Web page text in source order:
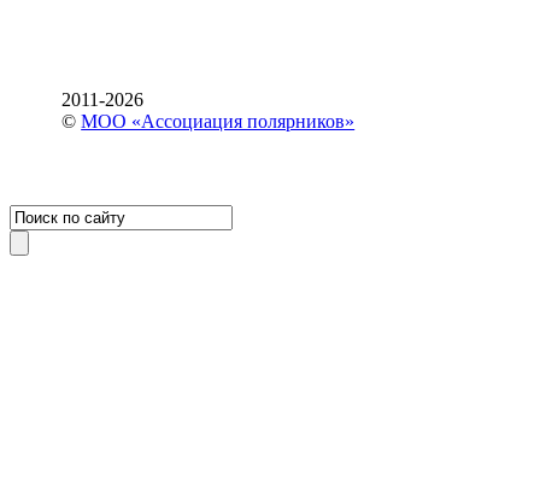
2011-2026
©МОО «Ассоциация полярников»